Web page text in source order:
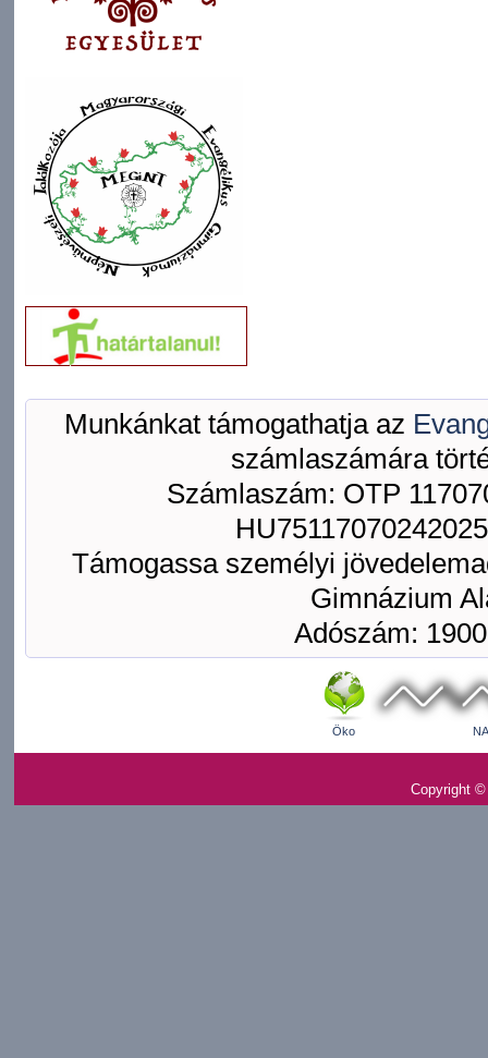
Munkánkat támogathatja az
számlaszámára
Számlaszám: OTP
Támogassa személyi
Gimnázium
Adószám:
Öko
Copyright